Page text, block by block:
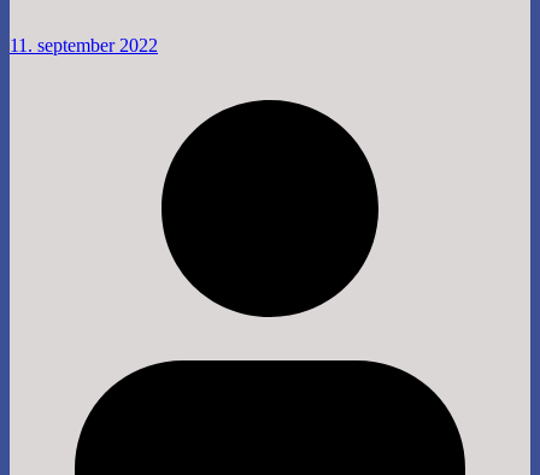
11. september 2022